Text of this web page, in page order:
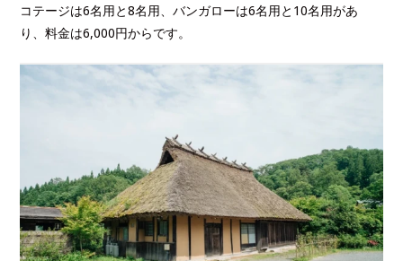
コテージは6名用と8名用、バンガローは6名用と10名用があ
り、料金は6,000円からです。